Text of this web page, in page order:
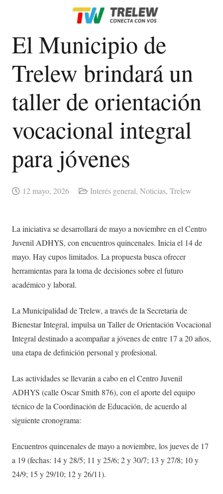
El Municipio de
Trelew brindará un
taller de orientación
vocacional integral
para jóvenes
12 mayo, 2026 Interés general, Noticias, Trelew
La iniciativa se desarrollará de mayo a noviembre en el Centro
Juvenil ADHYS, con encuentros quincenales. Inicia el 14 de
mayo. Hay cupos limitados. La propuesta busca ofrecer
herramientas para la toma de decisiones sobre el futuro
académico y laboral.
La Municipalidad de Trelew, a través de la Secretaría de
Bienestar Integral, impulsa un Taller de Orientación Vocacional
Integral destinado a acompañar a jóvenes de entre 17 a 20 años,
una etapa de definición personal y profesional.
Las actividades se llevarán a cabo en el Centro Juvenil
ADHYS (calle Oscar Smith 876), con el aporte del equipo
técnico de la Coordinación de Educación, de acuerdo al
siguiente cronograma:
Encuentros quincenales de mayo a noviembre, los jueves de 17
a 19 (fechas: 14 y 28/5; 11 y 25/6; 2 y 30/7; 13 y 27/8; 10 y
24/9; 15 y 29/10; 12 y 26/11).